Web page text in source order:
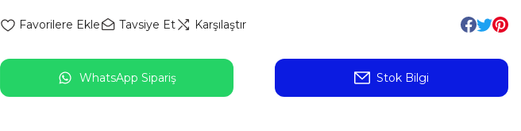
Tavsiye Et Karşılaştır
WhatsApp Sipariş Stok Bilgi